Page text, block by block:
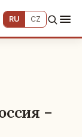
RU CZ
–